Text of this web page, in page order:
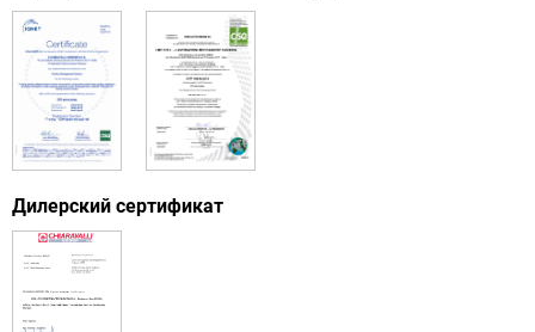
Дилерский сертификат